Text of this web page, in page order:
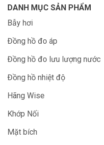
DANH MỤC SẢN PHẨM
Bẫy hơi
Đồng hồ đo áp
Đồng hồ đo lưu lượng nước
Đồng hồ nhiệt độ
Hãng Wise
Khớp Nối
Mặt bích